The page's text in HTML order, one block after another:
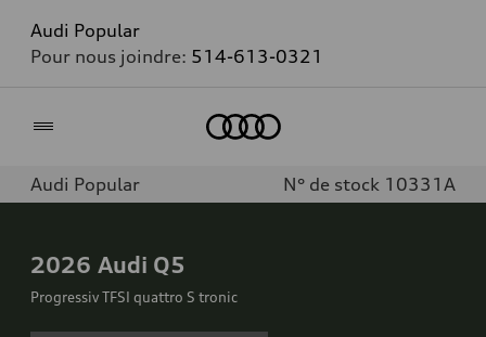
Audi Popular
Pour nous joindre: 514-613-0321
Audi Popular N° de stock 10331A
2026 Audi Q5
Progressiv TFSI quattro S tronic